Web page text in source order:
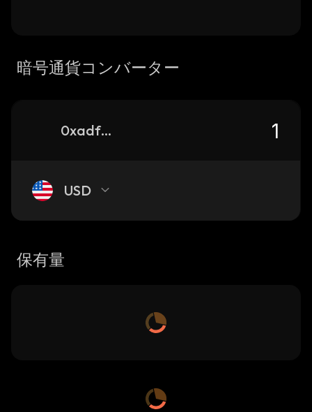
暗号通貨コンバーター
0xadfa169264e84eebb3150543941779b956230ba5_base
USD
保有量